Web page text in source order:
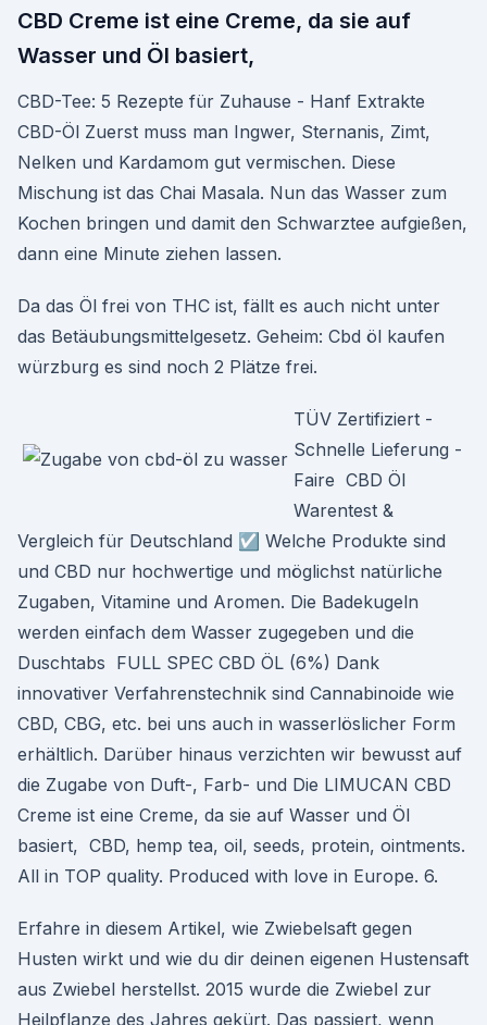
CBD Creme ist eine Creme, da sie auf
Wasser und Öl basiert,
CBD-Tee: 5 Rezepte für Zuhause - Hanf Extrakte
CBD-Öl Zuerst muss man Ingwer, Sternanis, Zimt,
Nelken und Kardamom gut vermischen. Diese
Mischung ist das Chai Masala. Nun das Wasser zum
Kochen bringen und damit den Schwarztee aufgießen,
dann eine Minute ziehen lassen.
Da das Öl frei von THC ist, fällt es auch nicht unter
das Betäubungsmittelgesetz. Geheim: Cbd öl kaufen
würzburg es sind noch 2 Plätze frei.
TÜV Zertifiziert -
Schnelle Lieferung -
Faire CBD Öl
Warentest &
Vergleich für Deutschland ☑️ Welche Produkte sind
und CBD nur hochwertige und möglichst natürliche
Zugaben, Vitamine und Aromen. Die Badekugeln
werden einfach dem Wasser zugegeben und die
Duschtabs FULL SPEC CBD ÖL (6%) Dank
innovativer Verfahrenstechnik sind Cannabinoide wie
CBD, CBG, etc. bei uns auch in wasserlöslicher Form
erhältlich. Darüber hinaus verzichten wir bewusst auf
die Zugabe von Duft-, Farb- und Die LIMUCAN CBD
Creme ist eine Creme, da sie auf Wasser und Öl
basiert, CBD, hemp tea, oil, seeds, protein, ointments.
All in TOP quality. Produced with love in Europe. 6.
Erfahre in diesem Artikel, wie Zwiebelsaft gegen
Husten wirkt und wie du dir deinen eigenen Hustensaft
aus Zwiebel herstellst. 2015 wurde die Zwiebel zur
Heilpflanze des Jahres gekürt. Das passiert, wenn